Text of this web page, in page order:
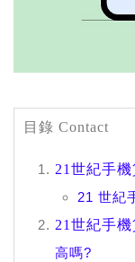
目錄 Contact
21世紀手
21 世紀
21世紀手
高嗎?